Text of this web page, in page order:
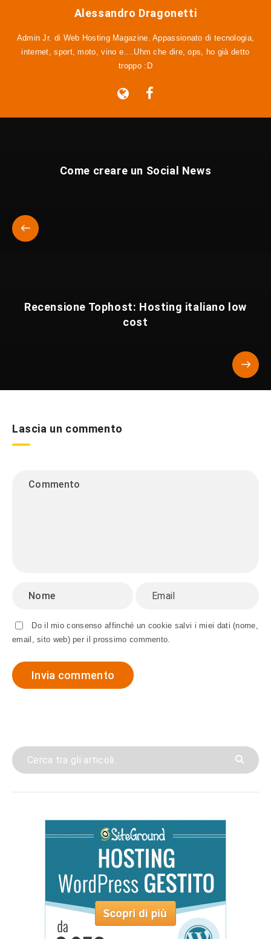
Alessandro Dragonetti
Admin Jr. di Web Hosting Magazine. Appassionato di tecnologia,
internet, sport, moto, vino e....Uhm che dire, ops, ho già detto
troppo :D
Come creare un Social News
Recensione Tophost: Hosting italiano low
cost
Lascia un commento
Do il mio consenso affinché un cookie salvi i miei dati (nome,
email, sito web) per il prossimo commento.